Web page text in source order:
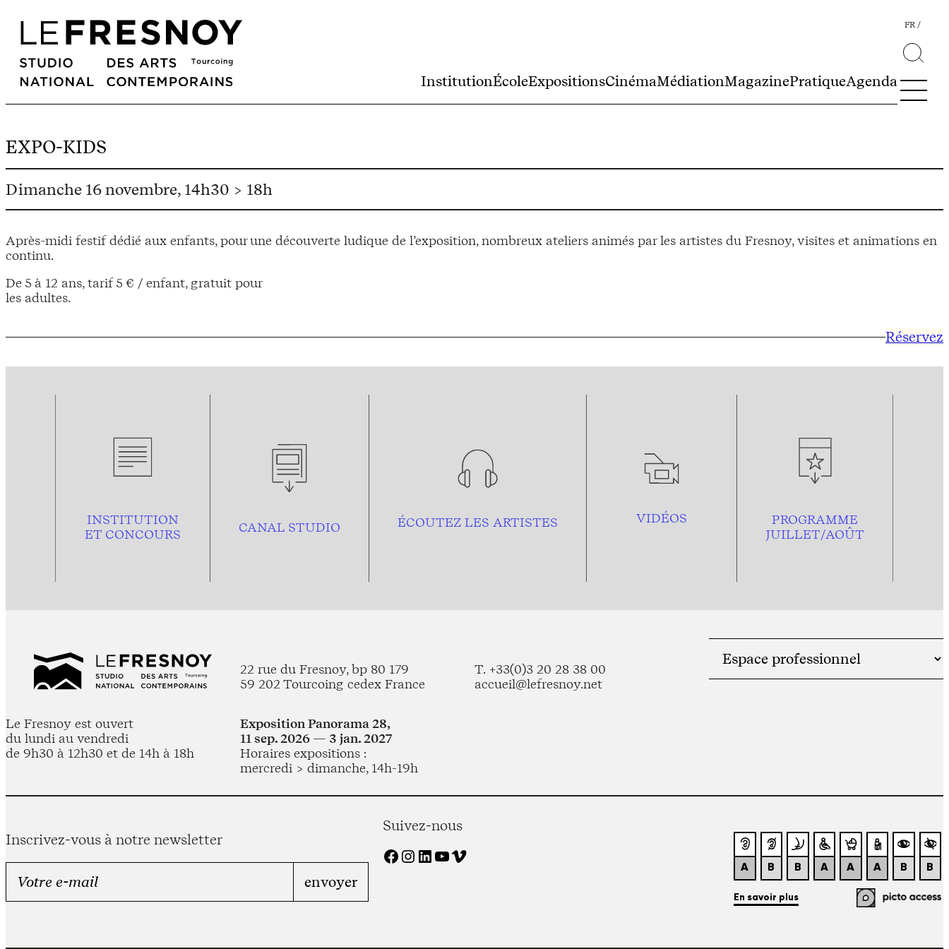
InstitutionÉcoleExpositionsCinémaMédiationMagazinePratiqueAgenda
FR
EXPO-KIDS
Dimanche 16 novembre, 14h30 > 18h
Après-midi festif dédié aux enfants, pour une découverte ludique de l’exposition, nombreux ateliers animés par les artistes du Fresnoy, visites et animations en
continu.
De 5 à 12 ans, tarif 5 € / enfant, gratuit pour
les adultes.
Réservez
INSTITUTION
ET CONCOURS
CANAL STUDIO ÉCOUTEZ LES ARTISTES VIDÉOS
PROGRAMME
JUILLET/AOÛT
22 rue du Fresnoy, bp 80 179
59 202 Tourcoing cedex France
T. +33(0)3 20 28 38 00
accueil@lefresnoy.net
Le Fresnoy est ouvert
du lundi au vendredi
de 9h30 à 12h30 et de 14h à 18h
Exposition Panorama 28,
11 sep. 2026 — 3 jan. 2027
Horaires expositions :
mercredi > dimanche, 14h-19h
Inscrivez-vous à notre newsletter
Suivez-nous
Facebook Instagram LinkedIn YouTube Vimeo